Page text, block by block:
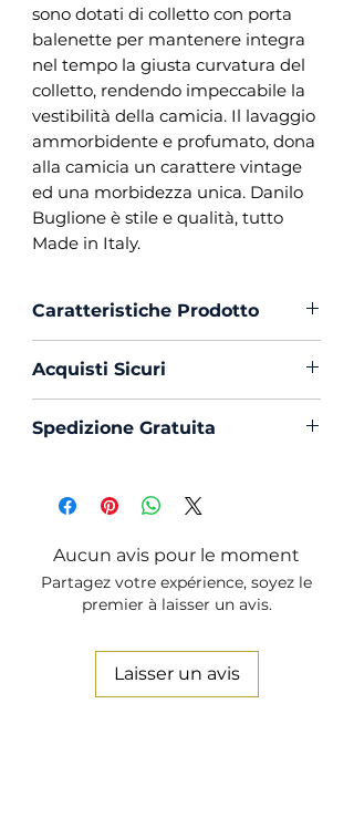
sono dotati di colletto con porta
balenette per mantenere integra
nel tempo la giusta curvatura del
colletto, rendendo impeccabile la
vestibilità della camicia. Il lavaggio
ammorbidente e profumato, dona
alla camicia un carattere vintage
ed una morbidezza unica. Danilo
Buglione è stile e qualità, tutto
Made in Italy.
Caratteristiche Prodotto
Collo : Francese con
Portastecche
Polso :Tondo
Produzione :
100% Made in
Trattamento :Lavaggio
Profumato e Ammorbidente
Acquisti Sicuri
sicurezza con PayPal o Carta di
Spedizione Gratuita
Gratuita
Aucun avis pour le moment
Partagez votre expérience, soyez le
premier à laisser un avis.
Laisser un avis